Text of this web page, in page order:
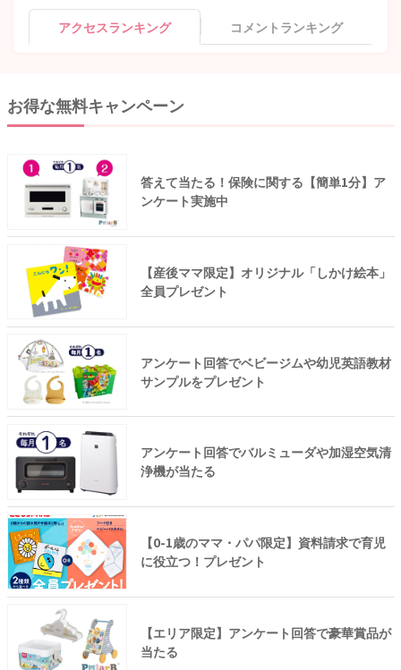
アクセスランキング コメントランキング
お得な無料キャンペーン
答えて当たる！保険に関する【簡単1分】ア
ンケート実施中
【産後ママ限定】オリジナル「しかけ絵本」
全員プレゼント
アンケート回答でベビージムや幼児英語教材
サンプルをプレゼント
アンケート回答でバルミューダや加湿空気清
浄機が当たる
【0-1歳のママ・パパ限定】資料請求で育児
に役立つ！プレゼント
【エリア限定】アンケート回答で豪華賞品が
当たる